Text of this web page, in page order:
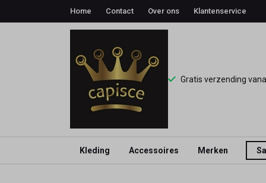
Home Contact Over ons Klantenservice
Gratis verzending
Kleding Accessoires Merken